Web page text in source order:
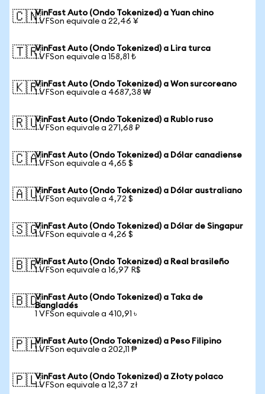
🇨🇳VinFast Auto (Ondo Tokenized) a Yuan chino
1 VFSon equivale a 22,46 ¥
🇹🇷VinFast Auto (Ondo Tokenized) a Lira turca
1 VFSon equivale a 158,81 ₺
🇰🇷VinFast Auto (Ondo Tokenized) a Won surcoreano
1 VFSon equivale a 4687,38 ₩
🇷🇺VinFast Auto (Ondo Tokenized) a Rublo ruso
1 VFSon equivale a 271,68 ₽
🇨🇦VinFast Auto (Ondo Tokenized) a Dólar canadiense
1 VFSon equivale a 4,65 $
🇦🇺VinFast Auto (Ondo Tokenized) a Dólar australiano
1 VFSon equivale a 4,72 $
🇸🇬VinFast Auto (Ondo Tokenized) a Dólar de Singapur
1 VFSon equivale a 4,26 $
🇧🇷VinFast Auto (Ondo Tokenized) a Real brasileño
1 VFSon equivale a 16,97 R$
🇧🇩VinFast Auto (Ondo Tokenized) a Taka de
Bangladés
1 VFSon equivale a 410,91 ৳
🇵🇭VinFast Auto (Ondo Tokenized) a Peso Filipino
1 VFSon equivale a 202,11 ₱
🇵🇱VinFast Auto (Ondo Tokenized) a Złoty polaco
1 VFSon equivale a 12,37 zł